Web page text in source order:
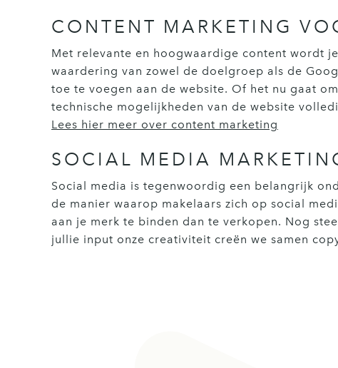
CONTENT MARKETING
Met relevante en hoogwaardige content wordt
waardering van zowel de doelgroep als de
toe te voegen aan de website. Of het nu gaat
technische mogelijkheden van de website
Lees hier meer over content marketing
SOCIAL MEDIA
Social media is tegenwoordig een belangrijk
de manier waarop makelaars zich op social
aan je merk te binden dan te verkopen. Nog
jullie input onze creativiteit creën we samen